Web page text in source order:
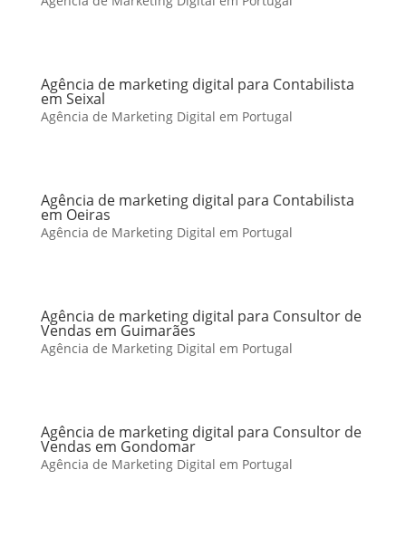
Agência de marketing digital para Contabilista
em Seixal
Agência de Marketing Digital em Portugal
Agência de marketing digital para Contabilista
em Oeiras
Agência de Marketing Digital em Portugal
Agência de marketing digital para Consultor de
Vendas em Guimarães
Agência de Marketing Digital em Portugal
Agência de marketing digital para Consultor de
Vendas em Gondomar
Agência de Marketing Digital em Portugal